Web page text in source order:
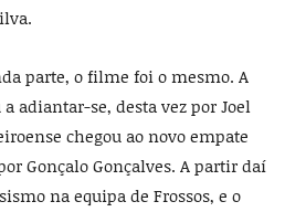
parte, o filme foi o mesmo. A
adiantar-se, desta vez por Joel
chegou ao novo empate
Gonçalo Gonçalves. A partir daí
na equipa de Frossos, e o